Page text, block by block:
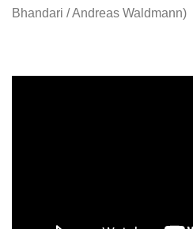
Bhandari / Andreas Waldmann)